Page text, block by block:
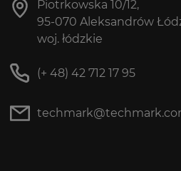
Piotrkowska 10/12,
95-070 Aleksandrów
woj. łódzkie
(+ 48) 42 712 17 95